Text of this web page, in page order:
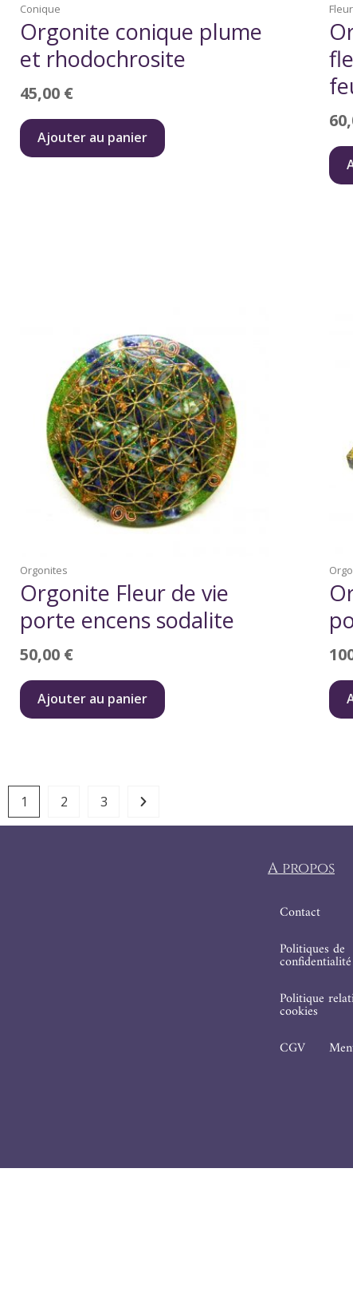
Conique
Orgonite conique plume
et rhodochrosite
45,00 €
Ajouter au panier
Orgonites
Orgonite Fleur de vie
porte encens sodalite
50,00 €
Ajouter au panier
1 2 3
A propos
Contact
Politiques de
confidentialité
Politique
cookies
CGV